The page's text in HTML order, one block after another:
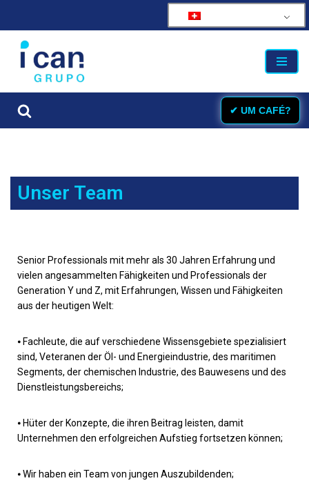
Inhalt
springen
✔ UM CAFÉ?
Unser Team
Senior Professionals mit mehr als 30 Jahren Erfahrung und
vielen angesammelten Fähigkeiten und Professionals der
Generation Y und Z, mit Erfahrungen, Wissen und Fähigkeiten
aus der heutigen Welt:
⦁ Fachleute, die auf verschiedene Wissensgebiete spezialisiert
sind, Veteranen der Öl- und Energieindustrie, des maritimen
Segments, der chemischen Industrie, des Bauwesens und des
Dienstleistungsbereichs;
⦁ Hüter der Konzepte, die ihren Beitrag leisten, damit
Unternehmen den erfolgreichen Aufstieg fortsetzen können;
⦁ Wir haben ein Team von jungen Auszubildenden;